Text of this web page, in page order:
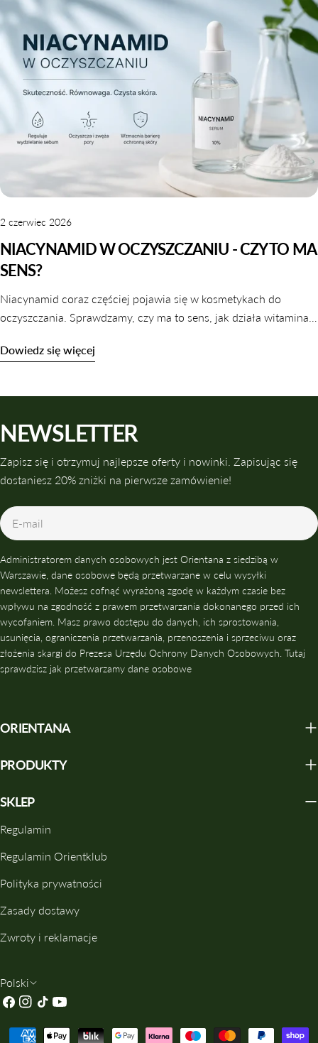
2 czerwiec 2026
NIACYNAMID W OCZYSZCZANIU - CZY TO MA
SENS?
Niacynamid coraz częściej pojawia się w kosmetykach do
oczyszczania. Sprawdzamy, czy ma to sens, jak działa witamina
Dowiedz się więcej
NEWSLETTER
Zapisz się i otrzymuj najlepsze oferty i nowinki. Zapisując się
dostaniesz 20% zniżki na pierwsze zamówienie!
E-
mail
Administratorem danych osobowych jest Orientana z siedzibą w
Warszawie, dane osobowe będą przetwarzane w celu wysyłki
newslettera. Możesz cofnąć wyrażoną zgodę w każdym czasie bez
wpływu na zgodność z prawem przetwarzania dokonanego przed ich
wycofaniem. Masz prawo dostępu do danych, ich sprostowania,
usunięcia, ograniczenia przetwarzania, przenoszenia i sprzeciwu oraz
złożenia skargi do Prezesa Urzędu Ochrony Danych Osobowych. Tutaj
sprawdzisz jak przetwarzamy dane osobowe
ORIENTANA
PRODUKTY
SKLEP
Regulamin
Regulamin Orientklub
Polityka prywatności
Zasady dostawy
Zwroty i reklamacje
J
Ę
Z
Polski
Facebook
Instagrama
TIK Youtube
Metody